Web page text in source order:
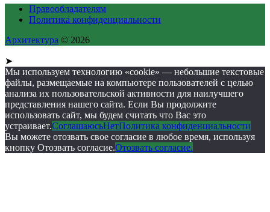
Правообладателям
Политика конфиденциальности
Архитектура © 2026
➤
Мы используем технологию «cookie» — небольшие текстовые
файлы, размещаемые на компьютере пользователей с целью
анализа их пользовательской активности для наилучшего
представления нашего сайта. Если Вы продолжите
использовать сайт, мы будем считать что Вас это
устраивает.СоглашаюсьНетПолитика конфиденциальности
Вы можете отозвать свое согласие в любое время, используя
кнопку Отозвать согласие.Отозвать согласие.